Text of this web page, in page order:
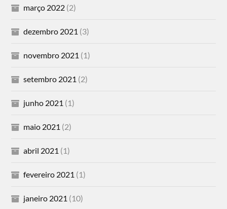
março 2022 (2)
dezembro 2021 (3)
novembro 2021 (1)
setembro 2021 (2)
junho 2021 (1)
maio 2021 (2)
abril 2021 (1)
fevereiro 2021 (1)
janeiro 2021 (10)